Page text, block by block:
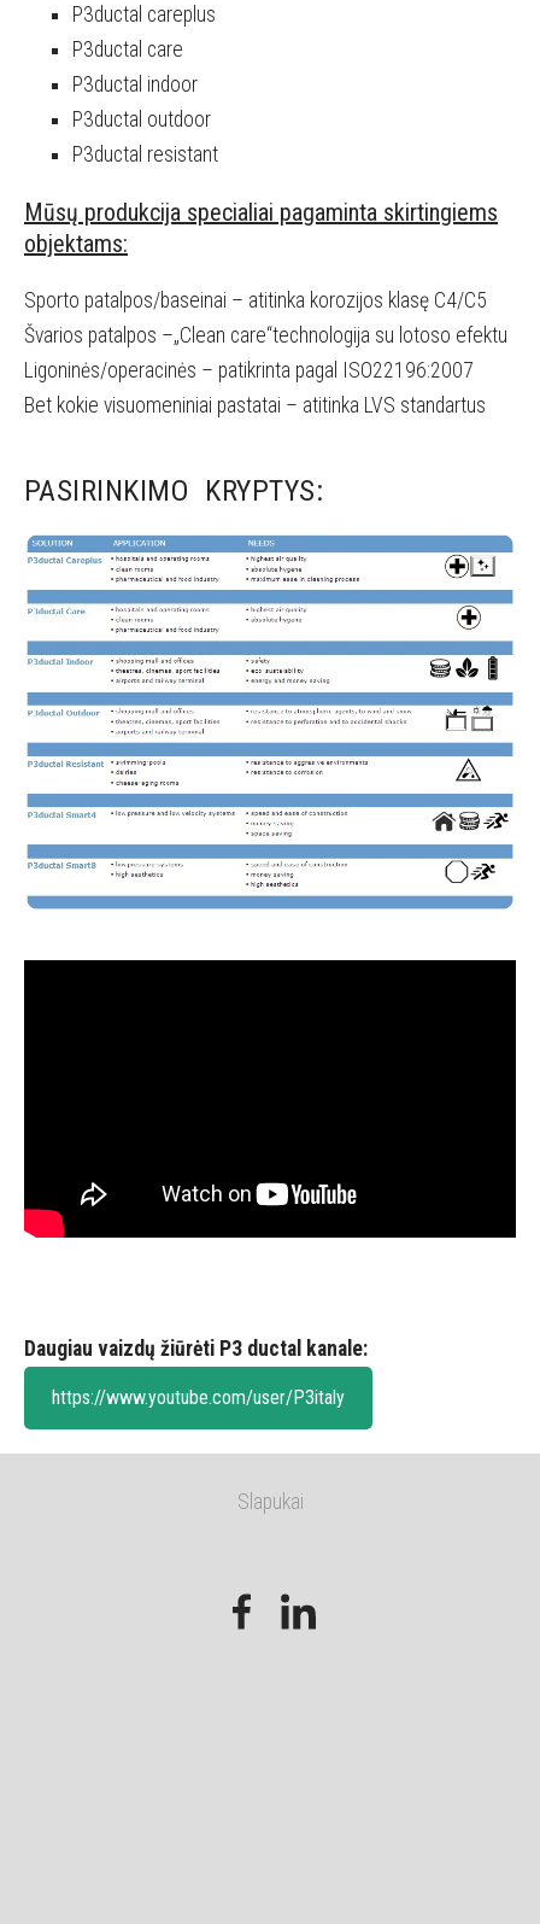
P3ductal careplus
P3ductal care
P3ductal indoor
P3ductal outdoor
P3ductal resistant
Mūsų produkcija specialiai pagaminta skirtingiems
objektams:
Sporto patalpos/baseinai – atitinka korozijos klasę C4/C5
Švarios patalpos –„Clean care“technologija su lotoso efektu
Ligoninės/operacinės – patikrinta pagal ISO22196:2007
Bet kokie visuomeniniai pastatai – atitinka LVS standartus
PASIRINKIMO KRYPTYS:
Daugiau vaizdų žiūrėti P3 ductal kanale:
https://www.youtube.com/user/P3italy
Slapukai